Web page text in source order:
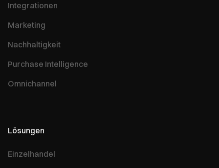
Integrationen
Marketing
Nachhaltigkeit
Purchase Intelligence
Omnichannel
Lösungen
Einzelhandel